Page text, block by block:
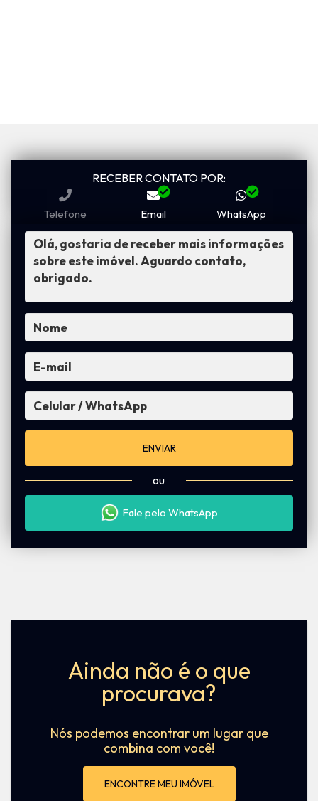
RECEBER CONTATO POR:
Telefone Email WhatsApp
ENVIAR
ou
Fale pelo WhatsApp
Ainda não é o que
procurava?
Nós podemos encontrar um lugar que
combina com você!
ENCONTRE MEU IMÓVEL